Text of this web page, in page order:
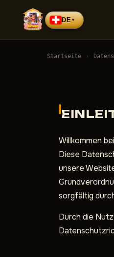
DE▼
Startseite ›
Willkommen
Diese
unsere
sorgfältig
Durch die